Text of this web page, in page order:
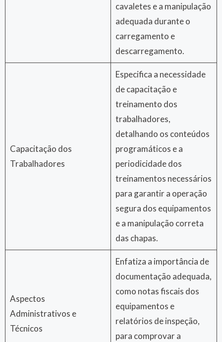
cavaletes e a manipulação
adequada durante o
carregamento e
descarregamento.
Capacitação dos
Trabalhadores
Especifica a necessidade
de capacitação e
treinamento dos
trabalhadores,
detalhando os conteúdos
programáticos e a
periodicidade dos
treinamentos necessários
para garantir a operação
segura dos equipamentos
e a manipulação correta
das chapas.
Aspectos
Administrativos e
Técnicos
Enfatiza a importância de
documentação adequada,
como notas fiscais dos
equipamentos e
relatórios de inspeção,
para comprovar a